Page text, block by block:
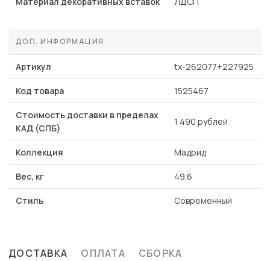
ДОП. ИНФОРМАЦИЯ
Артикул tx-262077+227925
Код товара 1525467
Стоимость доставки в пределах
КАД (СПБ)
1 490 рублей
Коллекция Мадрид
Вес, кг 49.6
Стиль Современный
ДОСТАВКА ОПЛАТА СБОРКА